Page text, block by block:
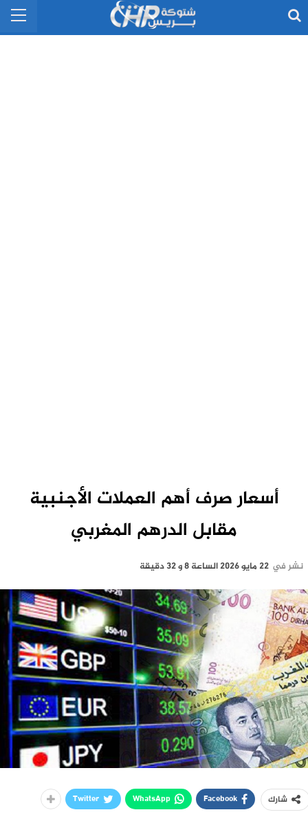
أسعار صرف أهم العملات الأجنبية
مقابل الدرهم المغربي
نشر في 22 مايو 2026 الساعة 8 و 32 دقيقة
شارك Facebook
WhatsApp
Twitter